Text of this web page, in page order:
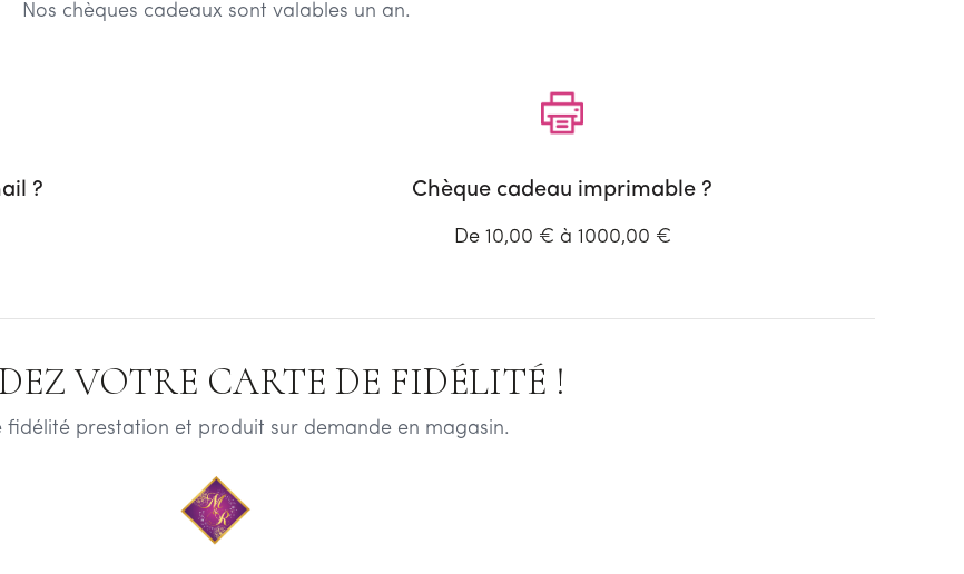
Nos chèques cadeaux sont valables un an.
? Chèque cadeau imprimable ?
De 10,00 € à 1000,00 €
VOTRE CARTE DE FIDÉLITÉ !
fidélité prestation et produit sur demande en magasin.